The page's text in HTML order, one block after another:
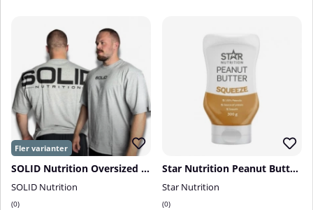
SOLID Nutrition Oversized Tee, grey/black
SOLID Nutrition
0
Star Nutrition Peanut Butter Squeeze, 300 g
Star Nutrition
0